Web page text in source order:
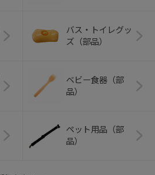
バス・トイレグッ
ズ（部品）
ベビー食器（部
品）
ペット用品（部
品）